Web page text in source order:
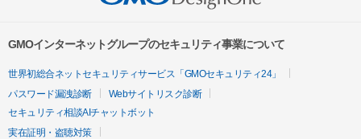
GMOインターネットグループのセキュリティ事業について
世界初総合ネットセキュリティサービス「GMOセキュリティ24」
パスワード漏洩診断
Webサイトリスク診断
セキュリティ相談AIチャットボット
実在証明・盗聴対策